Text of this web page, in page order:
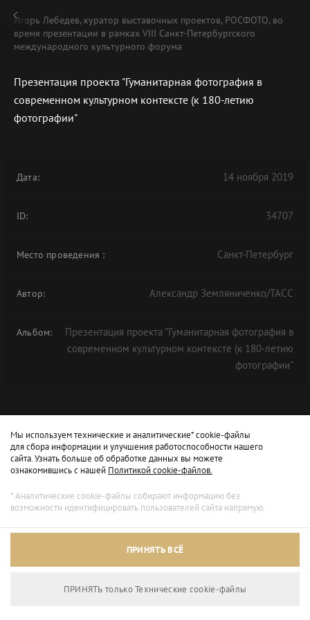
В АРХИВЕ
Архивный режим
Игорь Лебедев, куратор выставочных проектов, РОСФОТО, во
время презентации в рамках VIII Санкт-Петербургского
международного культурного форума
Презентация проекта "Гуманитарная фотография в
современном культурном контексте (к 180-летию
фотографии"
Дата: 14 ноября 2019
ID: 34707
Место проведения : Санкт-Петербург
Автор: Александр Земляниченко/ТАСС
Альбом:
Презентация проекта "Гуманитарная фотография в
современном культурном контексте (к 180-летию
фотографии"
Мы используем технические и аналитические* cookie-файлы
для сбора информации и улучшения работоспособности нашего
сайта. Узнать больше об обработке данных вы можете
ознакомившись с нашей Политикой cookie-файлов.
* Аналитические cookie-файлы собирают информацию без
возможности идентифицировать пользователей сайта напрямую.
ПРИНЯТЬ ВСЁ
ПРИНЯТЬ только Технические сookie-файлы